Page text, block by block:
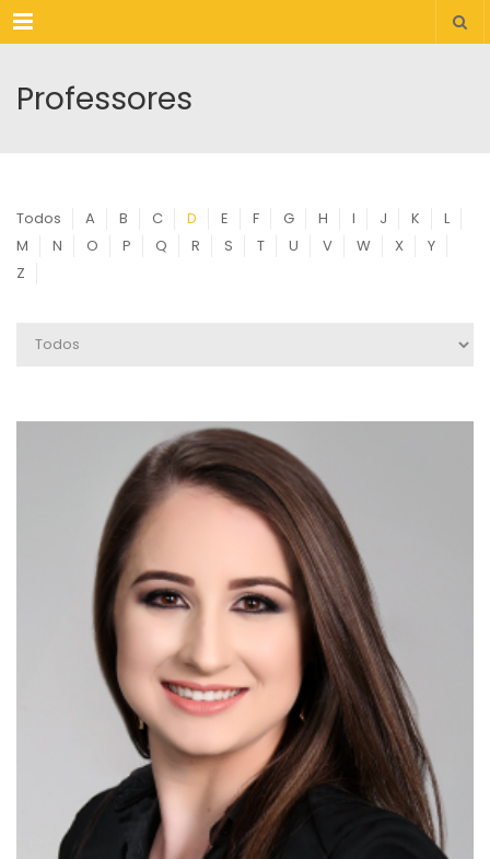
Menu
Professores
Todos A B C D E F G H I J K
L
M
N O P Q R S T U V W X
Y
Z